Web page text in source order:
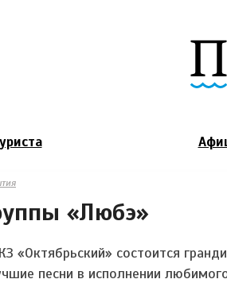
«Любэ»
«Октябрьский» состоится
песни в исполнении